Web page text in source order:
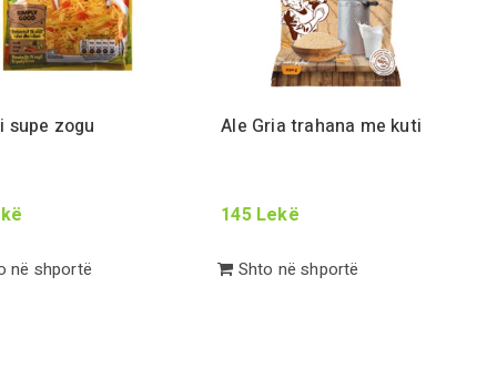
supe zogu
në shportë
Ale Gria trahana me kuti
145Lekë
Shto në shportë